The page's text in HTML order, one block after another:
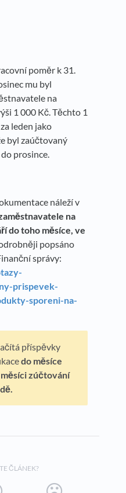
poměr k 31.
mu byl
na
1 000 Kč. Těchto 1
leden jako
byl zaúčtovaný
prosince.
náleží v
na
do toho měsíce, ve
popsáno
správy:
prispevek-
sporeni-na-
příspěvky
do měsíce
zúčtování
ČLÁNEK?